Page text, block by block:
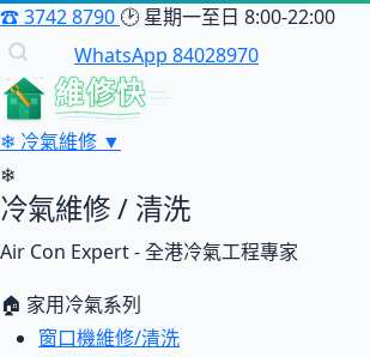
☎3742 8790 🕑 星期一至日 8:00-22:00
WhatsApp 84028970
維修快
❄ 冷氣維修 ▼
❄
冷氣維修 / 清洗
Air Con Expert - 全港冷氣工程專家
🏠 家用冷氣系列
窗口機維修/清洗